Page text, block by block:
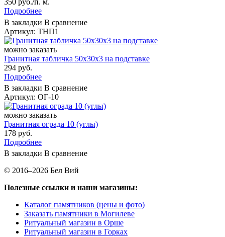
350 руб./п. м.
Подробнее
В закладки В сравнение
Артикул: ТНП1
можно заказать
Гранитная табличка 50х30х3 на подставке
294 руб.
Подробнее
В закладки В сравнение
Артикул: ОГ-10
можно заказать
Гранитная ограда 10 (углы)
178 руб.
Подробнее
В закладки В сравнение
© 2016–2026 Бел Вий
Полезные ссылки и наши магазины:
Каталог памятников (цены и фото)
Заказать памятники в Могилеве
Ритуальный магазин в Орше
Ритуальный магазин в Горках